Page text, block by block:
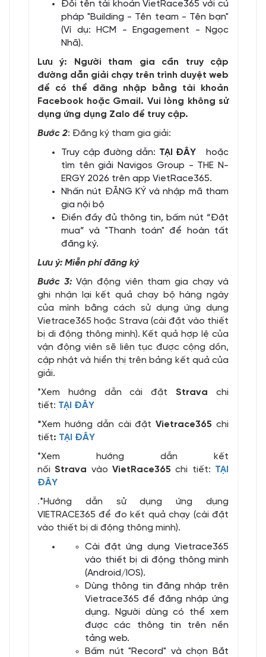
Đổi tên tài khoản VietRace365 với cú
pháp "Building - Tên team - Tên bạn"
(Ví dụ: HCM - Engagement - Ngọc
Nhã).
Lưu ý: Người tham gia cần truy cập
đường dẫn giải chạy trên trình duyệt web
để có thể đăng nhập bằng tài khoản
Facebook hoặc Gmail. Vui lòng không sử
dụng ứng dụng Zalo để truy cập.
Bước 2: Đăng ký tham gia giải:
Truy cập đường dẫn: TẠI ĐÂY
hoặc
tìm tên giải Navigos Group - THE N-
ERGY 2026 trên app VietRace365.
Nhấn nút ĐĂNG KÝ và nhập mã tham
gia nội bộ
Điền đầy đủ thông tin, bấm nút “Đặt
mua” và "Thanh toán" để hoàn tất
đăng ký.
Lưu ý: Miễn phí đăng ký
Bước 3: Vận động viên tham gia chạy và
ghi nhận lại kết quả chạy bộ hàng ngày
của mình bằng cách sử dụng ứng dụng
Vietrace365 hoặc Strava (cài đặt vào thiết
bị di động thông minh). Kết quả hợp lệ của
vận động viên sẽ liên tục được cộng dồn,
cập nhật và hiển thị trên bảng kết quả của
giải.
*Xem hướng dẫn cài đặtStravachi
tiết: TẠI ĐÂY
*Xem hướng dẫn cài đặtVietrace365 chi
tiết: TẠI ĐÂY
*Xem hướng dẫn kết
nốiStrava vàoVietRace365 chi tiết: TẠI
ĐÂY
.*Hướng dẫn sử dụng ứng dụng
VIETRACE365 để đo kết quả chạy (cài đặt
vào thiết bị di động thông minh).
Cài đặt ứng dụng Vietrace365
vào thiết bị di động thông minh
(Android/IOS).
Dùng thông tin đăng nhập trên
Vietrace365 để đăng nhập ứng
dụng. Người dùng có thể xem
được các thông tin trên nền
tảng web.
Bấm nút "Record" và chọn Bắt